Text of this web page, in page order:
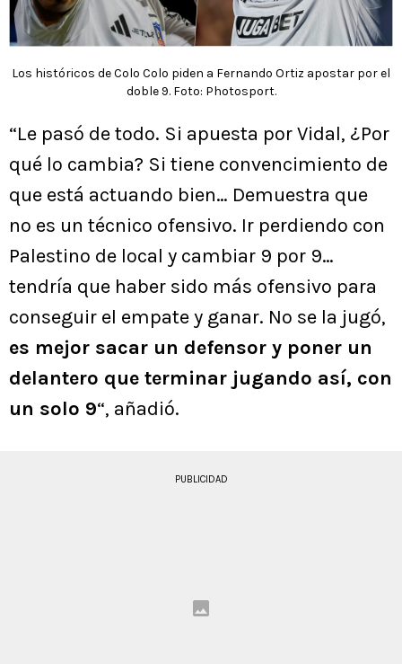
Los históricos de Colo Colo piden a Fernando Ortiz apostar por el
doble 9. Foto: Photosport.
“Le pasó de todo. Si apuesta por Vidal, ¿Por
qué lo cambia? Si tiene convencimiento de
que está actuando bien… Demuestra que
no es un técnico ofensivo. Ir perdiendo con
Palestino de local y cambiar 9 por 9…
tendría que haber sido más ofensivo para
conseguir el empate y ganar. No se la jugó,
es mejor sacar un defensor y poner un
delantero que terminar jugando así, con
un solo 9“, añadió.
PUBLICIDAD